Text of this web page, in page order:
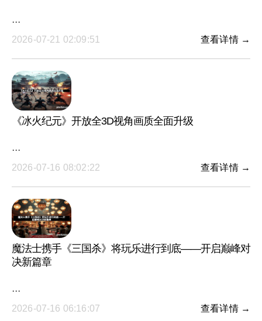
···
2026-07-21 02:09:51
查看详情 →
《冰火纪元》开放全3D视角画质全面升级
···
2026-07-16 08:02:22
查看详情 →
魔法士携手《三国杀》将玩乐进行到底——开启巅峰对
决新篇章
···
2026-07-16 06:16:07
查看详情 →